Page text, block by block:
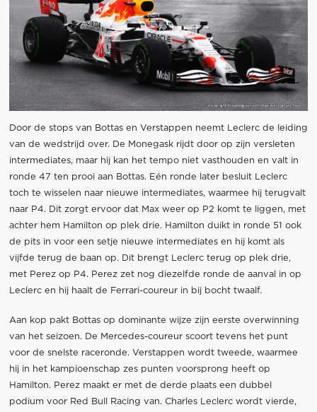
Door de stops van Bottas en Verstappen neemt Leclerc de leiding
van de wedstrijd over. De Monegask rijdt door op zijn versleten
intermediates, maar hij kan het tempo niet vasthouden en valt in
ronde 47 ten prooi aan Bottas. Eén ronde later besluit Leclerc
toch te wisselen naar nieuwe intermediates, waarmee hij terugvalt
naar P4. Dit zorgt ervoor dat Max weer op P2 komt te liggen, met
achter hem Hamilton op plek drie. Hamilton duikt in ronde 51 ook
de pits in voor een setje nieuwe intermediates en hij komt als
vijfde terug de baan op. Dit brengt Leclerc terug op plek drie,
met Perez op P4. Perez zet nog diezelfde ronde de aanval in op
Leclerc en hij haalt de Ferrari-coureur in bij bocht twaalf.
Aan kop pakt Bottas op dominante wijze zijn eerste overwinning
van het seizoen. De Mercedes-coureur scoort tevens het punt
voor de snelste raceronde. Verstappen wordt tweede, waarmee
hij in het kampioenschap zes punten voorsprong heeft op
Hamilton. Perez maakt er met de derde plaats een dubbel
podium voor Red Bull Racing van. Charles Leclerc wordt vierde,